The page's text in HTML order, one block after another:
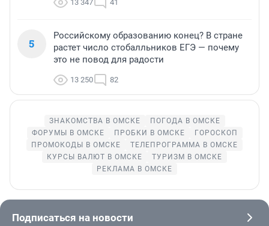
13 347 41
5
Российскому образованию конец? В стране
растет число стобалльников ЕГЭ — почему
это не повод для радости
13 250 82
ЗНАКОМСТВА В ОМСКЕ
ПОГОДА В ОМСКЕ
ФОРУМЫ В ОМСКЕ
ПРОБКИ В ОМСКЕ
ГОРОСКОП
ПРОМОКОДЫ В ОМСКЕ
ТЕЛЕПРОГРАММА В ОМСКЕ
КУРСЫ ВАЛЮТ В ОМСКЕ
ТУРИЗМ В ОМСКЕ
РЕКЛАМА В ОМСКЕ
Подписаться на новости